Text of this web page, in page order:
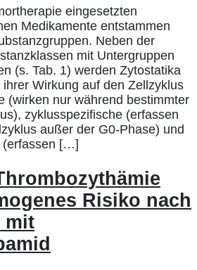
eingesetzten
Medikamente entstammen
Neben der
mit Untergruppen
(s. Tab. 1) werden Zytostatika
Wirkung auf den Zellzyklus
(wirken nur während bestimmter
zyklusspezifische (erfassen
außer der G0-Phase) und
(erfassen […]
Risiko nach
mit